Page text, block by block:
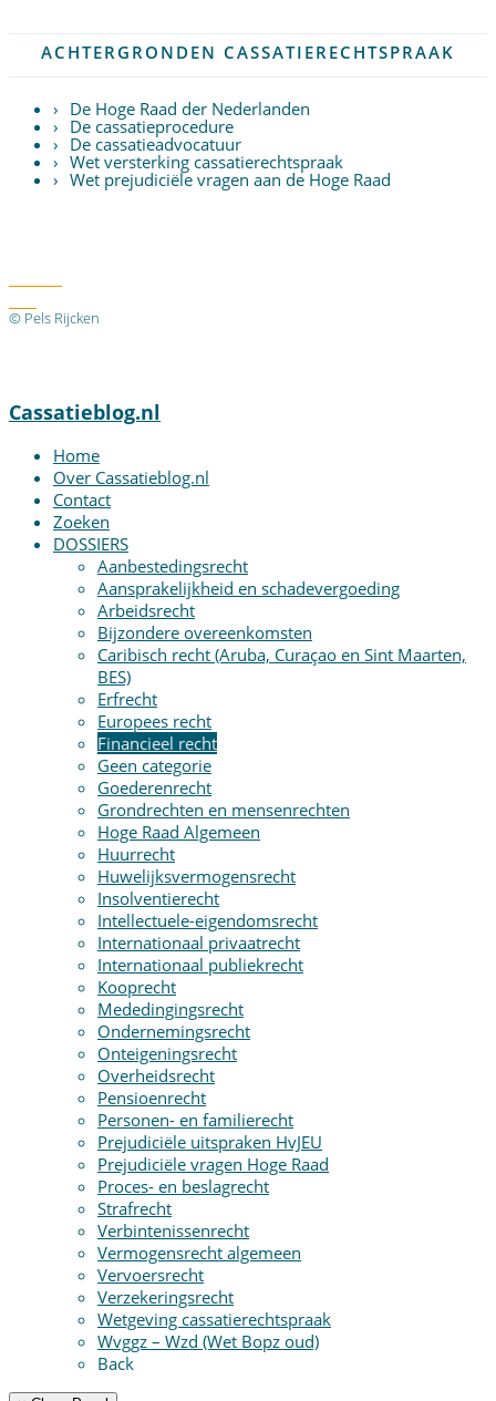
ACHTERGRONDEN CASSATIERECHTSPRAAK
De Hoge Raad der Nederlanden
De cassatieprocedure
De cassatieadvocatuur
Wet versterking cassatierechtspraak
Wet prejudiciële vragen aan de Hoge Raad
© Pels Rijcken
Cassatieblog.nl
Home
Over Cassatieblog.nl
Contact
Zoeken
DOSSIERS
Aanbestedingsrecht
Aansprakelijkheid en schadevergoeding
Arbeidsrecht
Bijzondere overeenkomsten
Caribisch recht (Aruba, Curaçao en Sint Maarten,
BES)
Erfrecht
Europees recht
Financieel recht
Geen categorie
Goederenrecht
Grondrechten en mensenrechten
Hoge Raad Algemeen
Huurrecht
Huwelijksvermogensrecht
Insolventierecht
Intellectuele-eigendomsrecht
Internationaal privaatrecht
Internationaal publiekrecht
Kooprecht
Mededingingsrecht
Ondernemingsrecht
Onteigeningsrecht
Overheidsrecht
Pensioenrecht
Personen- en familierecht
Prejudiciële uitspraken HvJEU
Prejudiciële vragen Hoge Raad
Proces- en beslagrecht
Strafrecht
Verbintenissenrecht
Vermogensrecht algemeen
Vervoersrecht
Verzekeringsrecht
Wetgeving cassatierechtspraak
Wvggz – Wzd (Wet Bopz oud)
Back